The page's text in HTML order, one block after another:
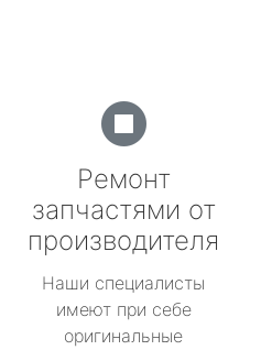
Ремонт
запчастями от
производителя
Наши специалисты
имеют при себе
оригинальные